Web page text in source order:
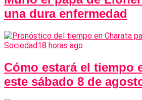
una dura enfermedad
Sociedad18 horas ago
Cómo estará el tiempo
este sábado 8 de